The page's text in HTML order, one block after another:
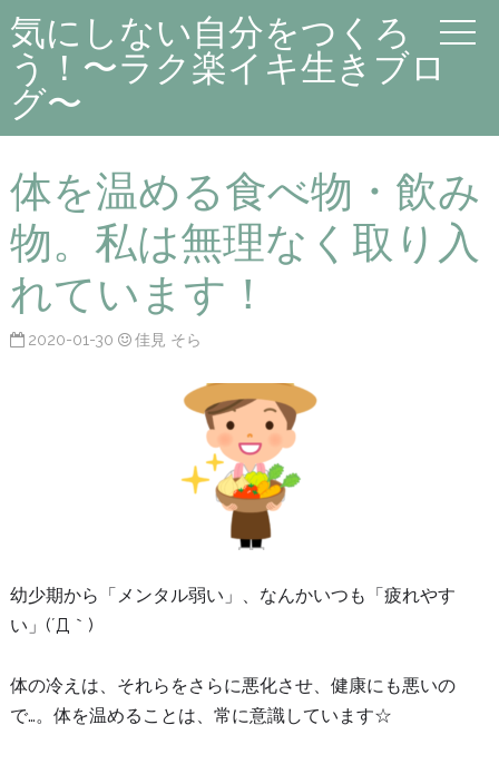
気にしない自分をつくろ
う！〜ラク楽イキ生きブロ
グ〜
体を温める食べ物・飲み
物。私は無理なく取り入
れています！
2020-01-30 佳見 そら
幼少期から「メンタル弱い」、なんかいつも「疲れやす
い」(´Д｀)
体の冷えは、それらをさらに悪化させ、健康にも悪いの
で…。 体を温めることは、常に意識しています☆